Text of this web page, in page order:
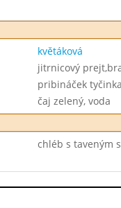
květáková
jitrnicový
pribináček
čaj zelený, voda
chléb s taveným